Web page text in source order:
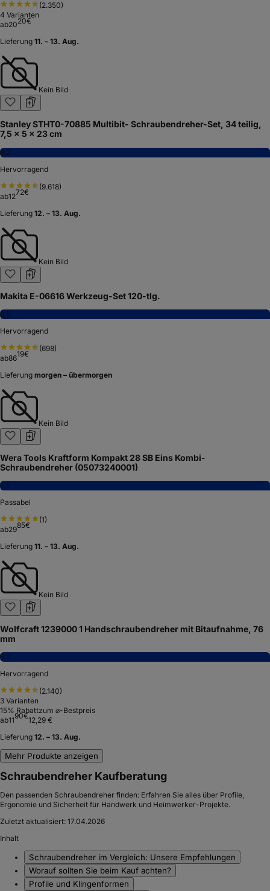
(2.350)
4 Varianten
ab2020€
Lieferung 11. – 13. Aug.
Kein Bild
Stanley STHT0-70885 Multibit- Schraubendreher-Set, 34 teilig,
7,5 x 5 x 23 cm
8,2
Hervorragend
(9.618)
ab1272€
Lieferung 12. – 13. Aug.
Kein Bild
Makita E-06616 Werkzeug-Set 120-tlg.
8,0
Hervorragend
(698)
ab8619€
Lieferung morgen – übermorgen
Kein Bild
Wera Tools Kraftform Kompakt 28 SB Eins Kombi-
Schraubendreher (05073240001)
5,8
Passabel
(1)
ab2985€
Lieferung 11. – 13. Aug.
Kein Bild
Wolfcraft 1239000 1 Handschraubendreher mit Bitaufnahme, 76
mm
8,2
Hervorragend
(2.140)
3 Varianten
15% Rabattzum ⌀-Bestpreis
ab1190€12,29 €
Lieferung 12. – 13. Aug.
Mehr Produkte anzeigen
Schraubendreher Kaufberatung
Den passenden Schraubendreher finden: Erfahren Sie alles über Profile,
Ergonomie und Sicherheit für Handwerk und Heimwerker-Projekte.
Zuletzt aktualisiert: 17.04.2026
Inhalt
Schraubendreher im Vergleich: Unsere Empfehlungen
Worauf sollten Sie beim Kauf achten?
Profile und Klingenformen